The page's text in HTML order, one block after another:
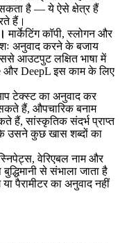
है — ये ऐसे क्षेत्र हैं
हैं।
मार्केटिंग कॉपी, स्लोगन और
अनुवाद करने के बजाय
आउटपुट लक्षित भाषा में
और DeepL इस काम के लिए
टेक्स्ट का अनुवाद कर
हैं, औपचारिक बनाम
हैं, सांस्कृतिक संदर्भ प्राप्त
उसने कुछ खास शब्दों का
वेरिएबल नाम और
से संभाला जाता है
पैरामीटर का अनुवाद नहीं